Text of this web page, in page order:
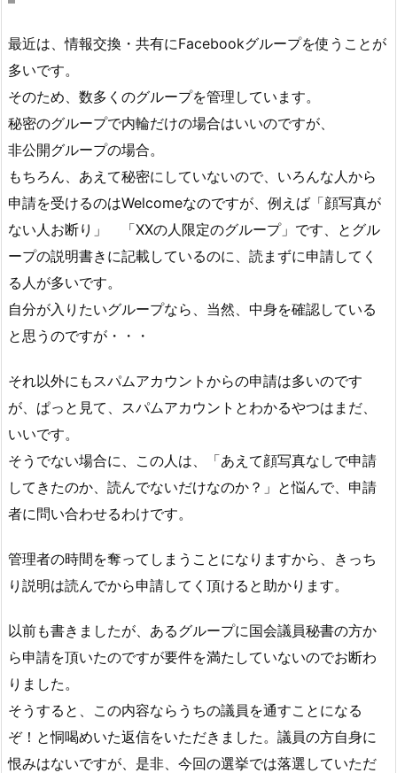
最近は、情報交換・共有にFacebookグループを使うことが
多いです。
そのため、数多くのグループを管理しています。
秘密のグループで内輪だけの場合はいいのですが、
非公開グループの場合。
もちろん、あえて秘密にしていないので、いろんな人から
申請を受けるのはWelcomeなのですが、例えば「顔写真が
ない人お断り」 「XXの人限定のグループ」です、とグル
ープの説明書きに記載しているのに、読まずに申請してく
る人が多いです。
自分が入りたいグループなら、当然、中身を確認している
と思うのですが・・・
それ以外にもスパムアカウントからの申請は多いのです
が、ぱっと見て、スパムアカウントとわかるやつはまだ、
いいです。
そうでない場合に、この人は、「あえて顔写真なしで申請
してきたのか、読んでないだけなのか？」と悩んで、申請
者に問い合わせるわけです。
管理者の時間を奪ってしまうことになりますから、きっち
り説明は読んでから申請してく頂けると助かります。
以前も書きましたが、あるグループに国会議員秘書の方か
ら申請を頂いたのですが要件を満たしていないのでお断わ
りました。
そうすると、この内容ならうちの議員を通すことになる
ぞ！と恫喝めいた返信をいただきました。議員の方自身に
恨みはないですが、是非、今回の選挙では落選していただ